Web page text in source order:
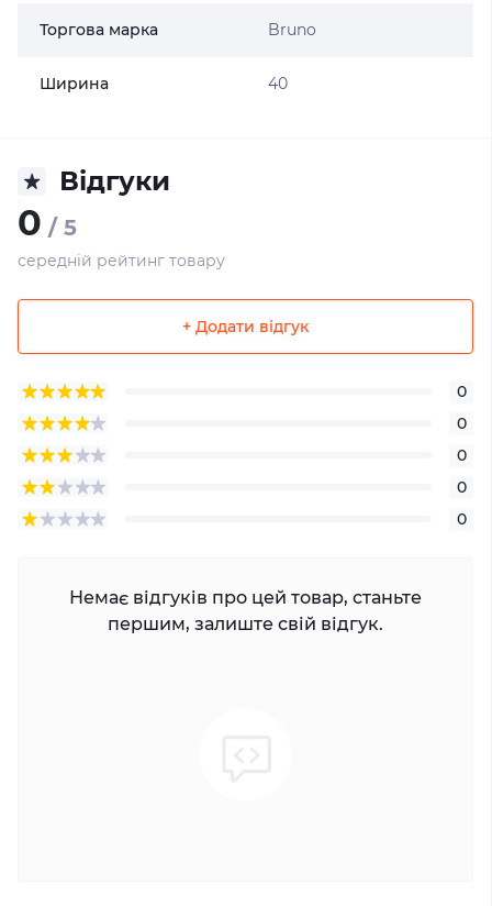
Торгова марка Bruno
Ширина 40
Відгуки
0 / 5
середній рейтинг товару
+ Додати відгук
0
0
0
0
0
Немає відгуків про цей товар, станьте
першим, залиште свій відгук.